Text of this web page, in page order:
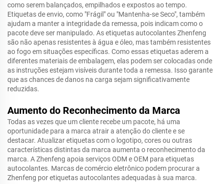
como serem balançados, empilhados e expostos ao tempo.
Etiquetas de envio, como "Frágil" ou "Mantenha-se Seco", também
ajudam a manter a integridade da remessa, pois indicam como o
pacote deve ser manipulado. As etiquetas autocolantes Zhenfeng
são não apenas resistentes à água e óleo, mas também resistentes
ao fogo em situações específicas. Como essas etiquetas aderem a
diferentes materiais de embalagem, elas podem ser colocadas onde
as instruções estejam visíveis durante toda a remessa. Isso garante
que as chances de danos na carga sejam significativamente
reduzidas.
Aumento do Reconhecimento da Marca
Todas as vezes que um cliente recebe um pacote, há uma
oportunidade para a marca atrair a atenção do cliente e se
destacar. Atualizar etiquetas com o logotipo, cores ou outras
características distintas da marca aumenta o reconhecimento da
marca. A Zhenfeng apoia serviços ODM e OEM para etiquetas
autocolantes. Marcas de comércio eletrônico podem procurar a
Zhenfeng por etiquetas autocolantes adequadas à sua marca.